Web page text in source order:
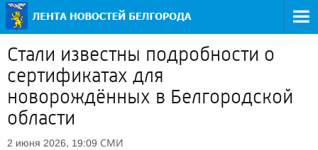
Стали известны подробности о
сертификатах для
новорождённых в Белгородской
области
2 июня 2026, 19:09 СМИ